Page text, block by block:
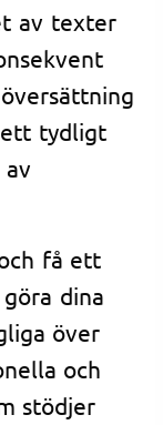
av texter
ett tydligt
få ett
dina
över
och
stödjer